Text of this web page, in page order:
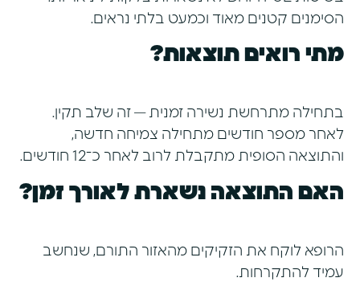
הסימנים קטנים מאוד וכמעט בלתי נראים.
מתי רואים תוצאות?
בתחילה מתרחשת נשירה זמנית — זה שלב תקין.
לאחר מספר חודשים מתחילה צמיחה חדשה,
והתוצאה הסופית מתקבלת לרוב לאחר כ־12 חודשים.
האם התוצאה נשארת לאורך זמן?
הרופא לוקח את הזקיקים מהאזור התורם, שנחשב
עמיד להתקרחות.